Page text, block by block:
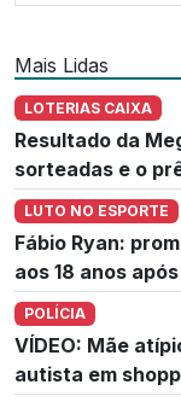
Mais Lidas
LOTERIAS CAIXA
Resultado da
sorteadas e o
LUTO NO ESPORTE
Fábio Ryan:
aos 18 anos
POLÍCIA
VÍDEO: Mãe
autista em